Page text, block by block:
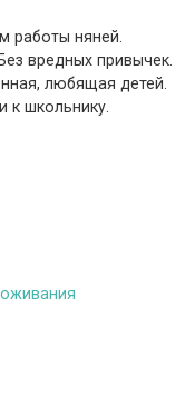
работы няней.
вредных привычек.
любящая детей.
к школьнику.